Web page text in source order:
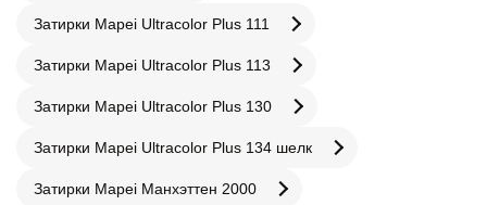
Затирки Mapei Ultracolor Plus 111
Затирки Mapei Ultracolor Plus 113
Затирки Mapei Ultracolor Plus 130
Затирки Mapei Ultracolor Plus 134 шелк
Затирки Mapei Манхэттен 2000